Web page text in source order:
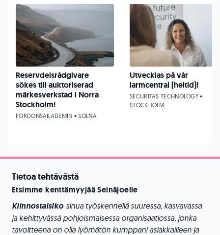
Tietoa tehtävästä
Etsimme kenttämyyjää Seinäjoelle
Kiinnostaisikosinua työskennellä suuressa, kasvavassa
ja kehittyvässä pohjoismaisessa organisaatiossa, jonka
tavoitteena on olla lyömätön kumppani asiakkailleen ja
Reservdelsrådgivare
sökes till auktoriserad
märkesverkstad i Norra
Stockholm!
FORDONSAKADEMIN • SOLNA
Utvecklas på vår
larmcentral (heltid)!
SECURITAS TECHNOLOGY •
STOCKHOLM